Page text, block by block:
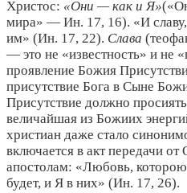
Христос: «Они — как и Я»
мира» — Ин. 17, 16). «И
им» (Ин. 17, 22). Слава
— это не «известность» и не
проявление Божия
присутствие Бога в Сыне
Присутствие должно
величайшая из Божиих
христиан даже стало
включается в акт передачи
апостолам: «Любовь,
будет, и Я в них» (Ин. 17, 26).